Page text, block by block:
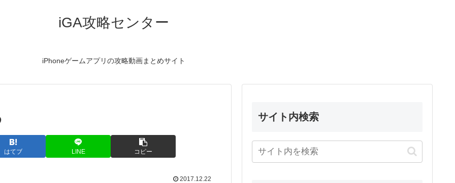
iGA攻略センター
iPhoneゲームアプリの攻略動画まとめサイト
はてブ LINE コピー
2017.12.22
サイト内検索